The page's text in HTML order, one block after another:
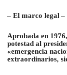
– El marco legal –
Aprobada en
potestad al
«emergencia
extraordinarios,